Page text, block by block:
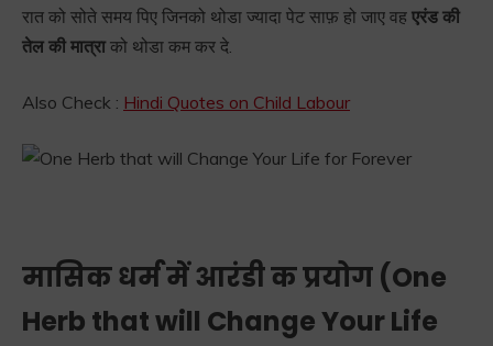
रात को सोते समय पिए जिनको थोडा ज्यादा पेट साफ़ हो जाए वह एरंड की
तेल की मात्राको थोडा कम कर दे.
Also Check : Hindi Quotes on Child Labour
मासिक धर्म में आरंडी क प्रयोग (One
Herb that will Change Your Life